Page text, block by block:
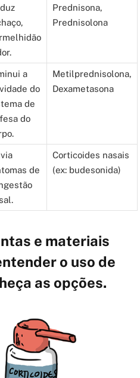
Prednisona,
Prednisolona
a
do
de
do
Metilprednisolona,
Dexametasona
de
Corticoides nasais
(ex: budesonida)
e materiais
o uso de
as opções.